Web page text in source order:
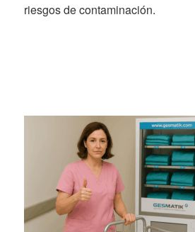
riesgos de contaminación.